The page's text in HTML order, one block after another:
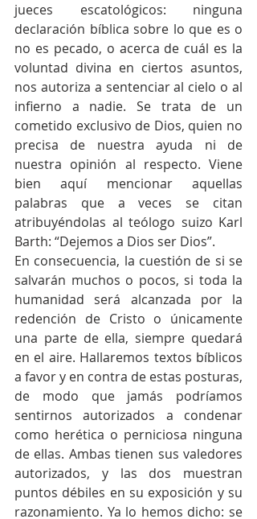
jueces escatológicos: ninguna
declaración bíblica sobre lo que es o
no es pecado, o acerca de cuál es la
voluntad divina en ciertos asuntos,
nos autoriza a sentenciar al cielo o al
infierno a nadie. Se trata de un
cometido exclusivo de Dios, quien no
precisa de nuestra ayuda ni de
nuestra opinión al respecto. Viene
bien aquí mencionar aquellas
palabras que a veces se citan
atribuyéndolas al teólogo suizo Karl
Barth: “Dejemos a Dios ser Dios”.
En consecuencia, la cuestión de si se
salvarán muchos o pocos, si toda la
humanidad será alcanzada por la
redención de Cristo o únicamente
una parte de ella, siempre quedará
en el aire. Hallaremos textos bíblicos
a favor y en contra de estas posturas,
de modo que jamás podríamos
sentirnos autorizados a condenar
como herética o perniciosa ninguna
de ellas. Ambas tienen sus valedores
autorizados, y las dos muestran
puntos débiles en su exposición y su
razonamiento. Ya lo hemos dicho: se